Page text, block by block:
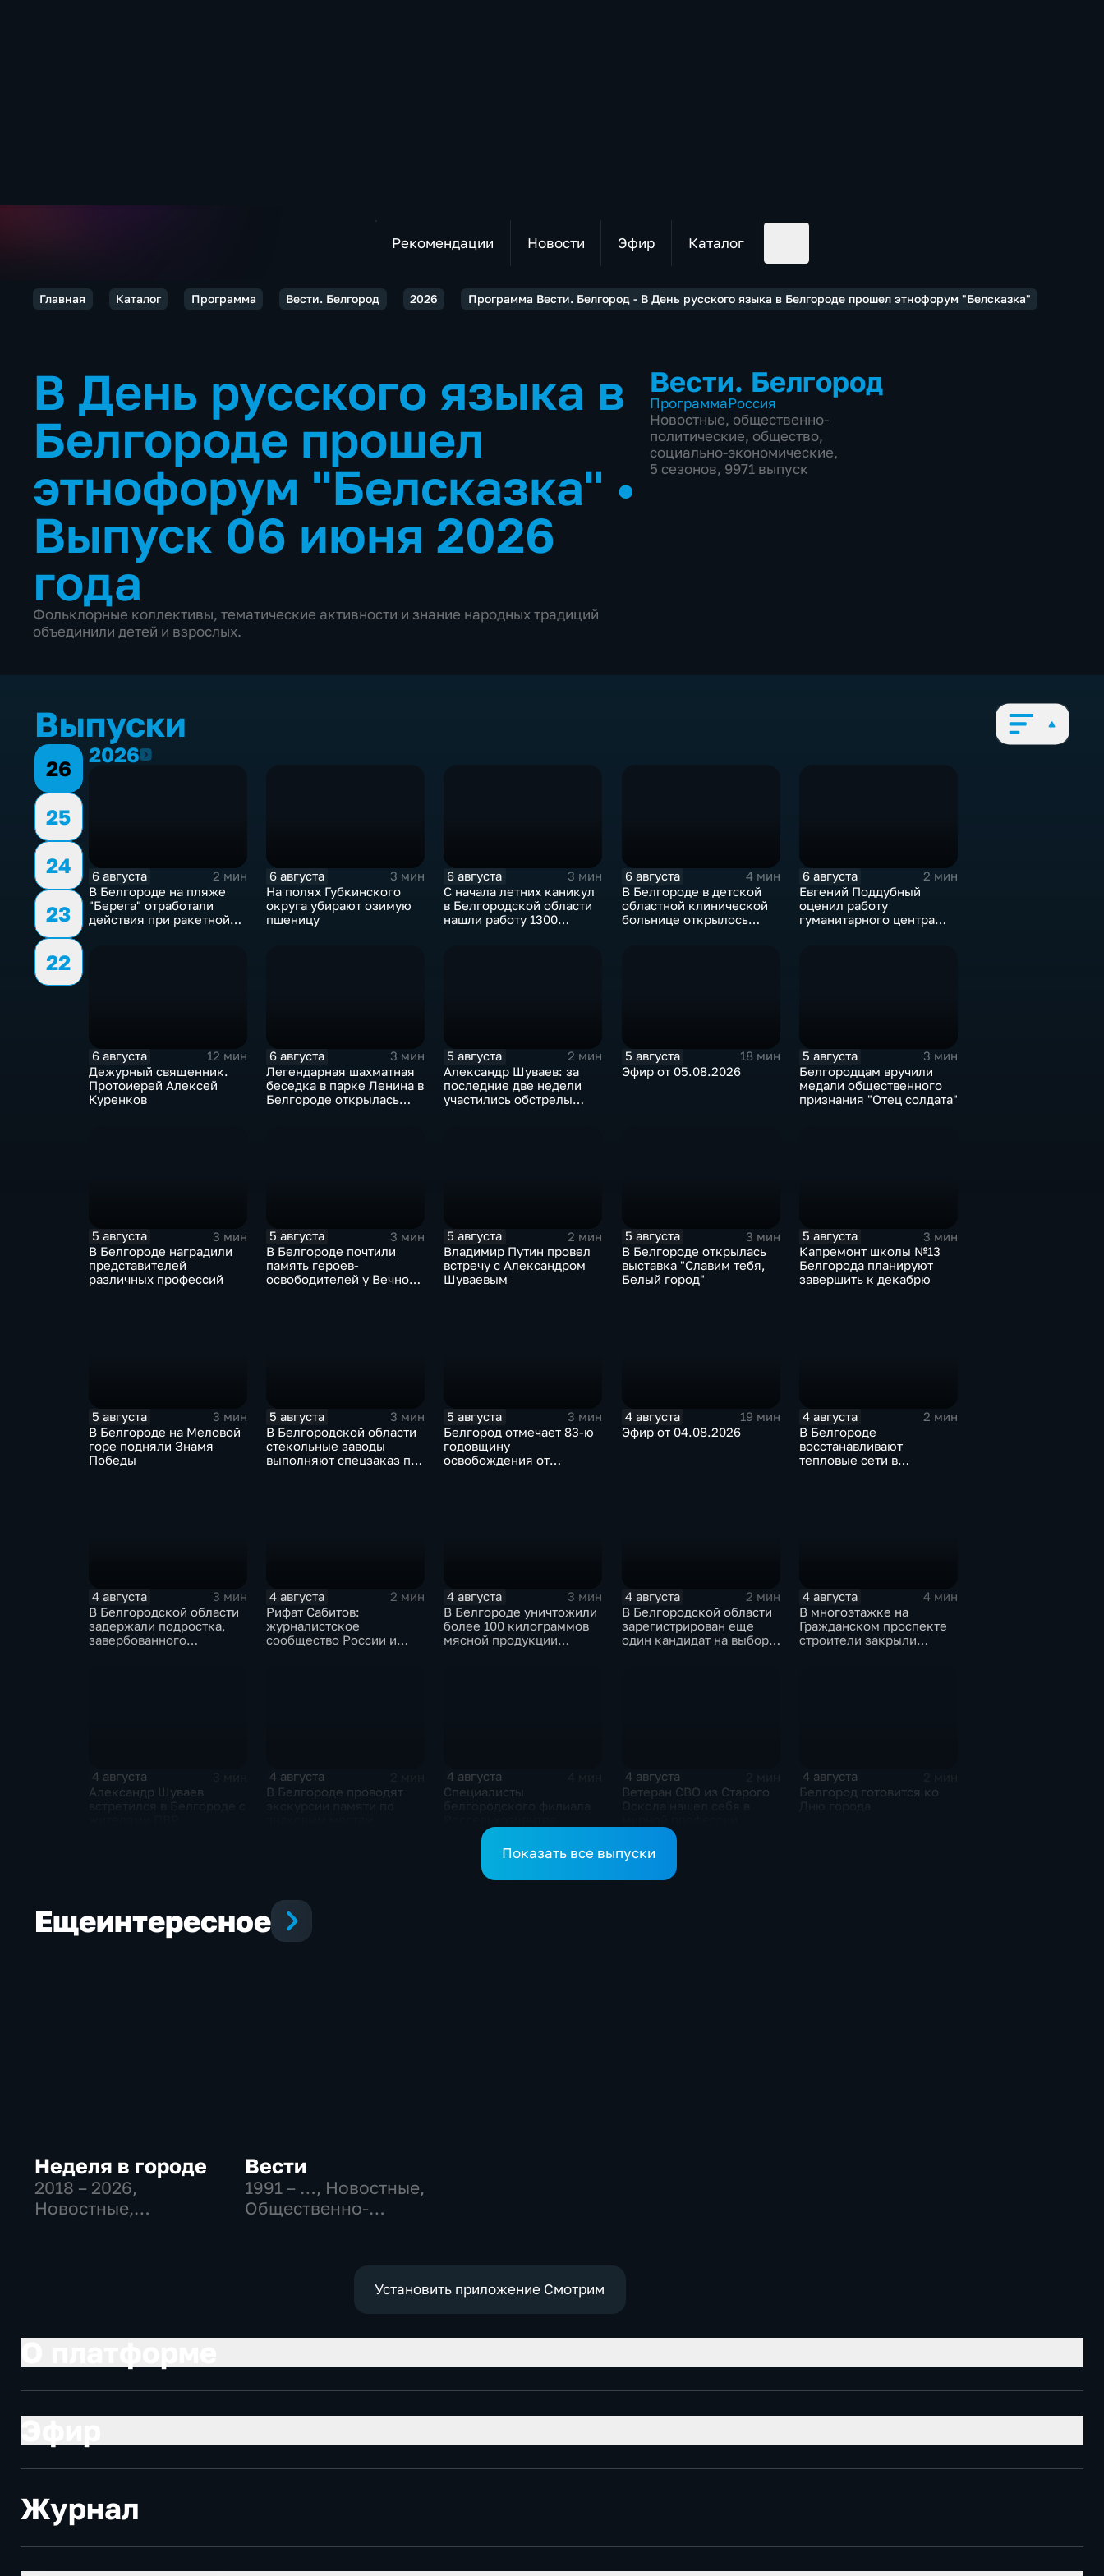
Рекомендации Новости Эфир Каталог
Главная Каталог Программа Вести. Белгород 2026 Программа Вести. Белгород - В День русского языка в Белгороде прошел этнофорум "Белсказка"
В День русского языка в
Белгороде прошел
этнофорум "Белсказка" •
Выпуск 06 июня 2026
года
Фольклорные коллективы, тематические активности и знание народных традиций
объединили детей и взрослых.
Вести. Белгород
ПрограммаРоссия
Новостные, общественно-
политические, общество,
социально-экономические,
5 сезонов, 9971 выпуск
Выпуски
26
25
24
23
22
20262026
6 августа
2 мин
В Белгороде на пляже
"Берега" отработали
действия при ракетной
6 августа
3 мин
На полях Губкинского
округа убирают озимую
пшеницу
6 августа
3 мин
С начала летних каникул
в Белгородской области
нашли работу 1300
6 августа
4 мин
В Белгороде в детской
областной клинической
больнице открылось
6 августа
2 мин
Евгений Поддубный
оценил работу
гуманитарного центра
6 августа
12 мин
Дежурный священник.
Протоиерей Алексей
Куренков
6 августа
3 мин
Легендарная шахматная
беседка в парке Ленина в
Белгороде открылась
5 августа
2 мин
Александр Шуваев: за
последние две недели
участились обстрелы
5 августа
18 мин
Эфир от 05.08.2026
5 августа
3 мин
Белгородцам вручили
медали общественного
признания "Отец солдата"
5 августа
3 мин
В Белгороде наградили
представителей
различных профессий
5 августа
3 мин
В Белгороде почтили
память героев-
освободителей у Вечного
5 августа
2 мин
Владимир Путин провел
встречу с Александром
Шуваевым
5 августа
3 мин
В Белгороде открылась
выставка "Славим тебя,
Белый город"
5 августа
3 мин
Капремонт школы №13
Белгорода планируют
завершить к декабрю
5 августа
3 мин
В Белгороде на Меловой
горе подняли Знамя
Победы
5 августа
3 мин
В Белгородской области
стекольные заводы
выполняют спецзаказ по
5 августа
3 мин
Белгород отмечает 83-ю
годовщину
освобождения от
4 августа
19 мин
Эфир от 04.08.2026
4 августа
2 мин
В Белгороде
восстанавливают
тепловые сети в
4 августа
3 мин
В Белгородской области
задержали подростка,
завербованного
4 августа
2 мин
Рифат Сабитов:
журналистское
сообщество России и
4 августа
3 мин
В Белгороде уничтожили
более 100 килограммов
мясной продукции
4 августа
2 мин
В Белгородской области
зарегистрирован еще
один кандидат на выборы
4 августа
4 мин
В многоэтажке на
Гражданском проспекте
строители закрыли
4 августа
Александр Шуваев
4 августа
В Белгороде проводят
4 августа
Специалисты
выращивают трихограмму
4 августа
Ветеран СВО из Старого
4 августа
Белгород готовится ко
Показать все выпуски
Ещеинтересное
Неделя в городе
2018 – 2026,
Новостные,
Вести
1991 – …, Новостные,
Общественно-
Установить приложение Смотрим
Журнал